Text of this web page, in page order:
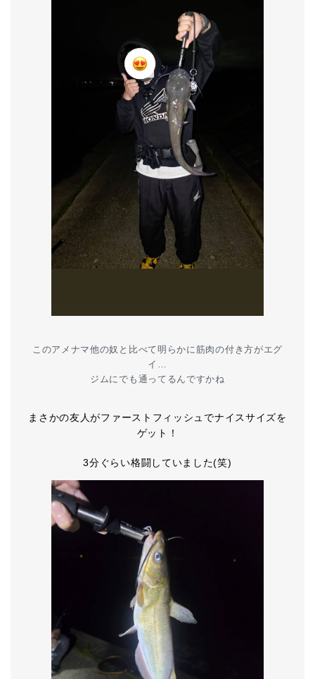
このアメナマ他の奴と比べて明らかに筋肉の付き方がエグ
イ…
ジムにでも通ってるんですかね
まさかの友人がファーストフィッシュでナイスサイズを
ゲット！
3分ぐらい格闘していました(笑)